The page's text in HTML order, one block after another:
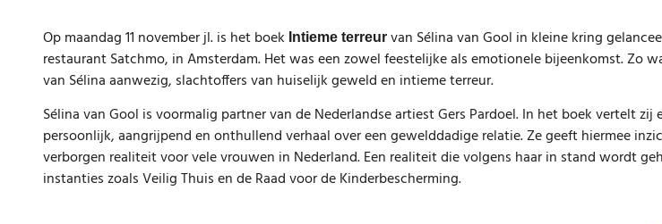
Op maandag 11 november jl. is het boek Intieme terreur van Sélina van Gool in kleine kring
restaurant Satchmo, in Amsterdam. Het was een zowel feestelijke als emotionele bijeenkomst. Zo
van Sélina aanwezig, slachtoffers van huiselijk geweld en intieme terreur.
Sélina van Gool is voormalig partner van de Nederlandse artiest Gers Pardoel. In het boek vertelt zij
persoonlijk, aangrijpend en onthullend verhaal over een gewelddadige relatie. Ze geeft hiermee
verborgen realiteit voor vele vrouwen in Nederland. Een realiteit die volgens haar in stand wordt
instanties zoals Veilig Thuis en de Raad voor de Kinderbescherming.